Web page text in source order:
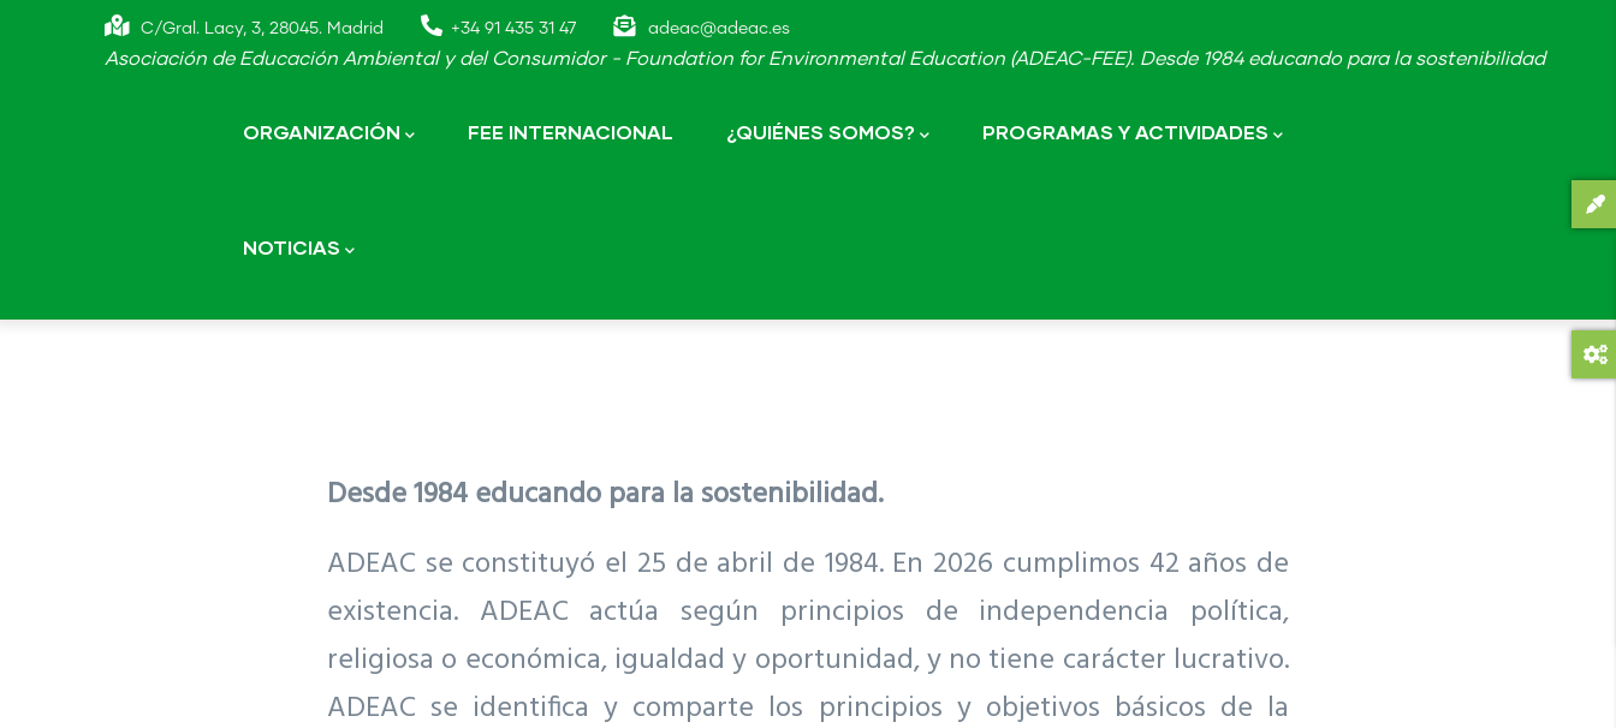
C/Gral. Lacy, 3, 28045. Madrid +34 91 435 31 47 adeac@adeac.es
Asociación de Educación Ambiental y del Consumidor - Foundation for Environmental Education (ADEAC-FEE). Desde 1984 educando para la sostenibilidad
navigation
ORGANIZACIÓN FEE INTERNACIONAL ¿QUIÉNES SOMOS? PROGRAMAS Y ACTIVIDADES
NOTICIAS
Desde 1984 educando para la sostenibilidad.
ADEAC se constituyó el 25 de abril de 1984. En 2026 cumplimos 42 años de
existencia. ADEAC actúa según principios de independencia política,
religiosa o económica, igualdad y oportunidad, y no tiene carácter lucrativo.
ADEAC se identifica y comparte los principios y objetivos básicos de la